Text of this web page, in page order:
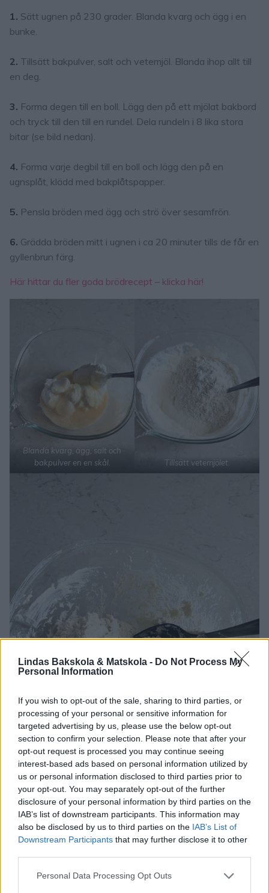
Lindas Bakskola & Matskola - Do Not Process My
Personal Information
If you wish to opt-out of the sale, sharing to third parties, or
processing of your personal or sensitive information for
targeted advertising by us, please use the below opt-out
section to confirm your selection. Please note that after your
opt-out request is processed you may continue seeing
interest-based ads based on personal information utilized by
us or personal information disclosed to third parties prior to
your opt-out. You may separately opt-out of the further
disclosure of your personal information by third parties on the
IAB’s list of downstream participants. This information may
also be disclosed by us to third parties on the IAB’s List of
Downstream Participants that may further disclose it to other
Personal Data Processing Opt Outs
1. Sätt ugnen på 230 grader. Blanda kvarg och ägg i en
bunke.
2. Tillsätt bakpulver, salt och vetemjöl. Blanda ihop allt till
en deg.
3. Forma degen till en boll. Lägg den på ett mjölat bakbord
och tryck till den till en rundel. Dela rundeln i 8 lika stora
bitar (se bild nedan).
4. Forma varje degbil till en boll och lägg den på en
ugnsplåt, klädd med bakplåtspapper.
5. Pensla bröden med ägg och strö över sesamfrön.
6. Grädda bröden mitt i ugnen i ca 20 minuter tills de får en
gyllenbrun färg.
Här hittar du fler goda brödrecept – klicka här!
Blanda kvarg, ägg, salt och
bakpulver en en skål.
Tillsätt vetemjölet.
Blanda ihop allt till en deg.